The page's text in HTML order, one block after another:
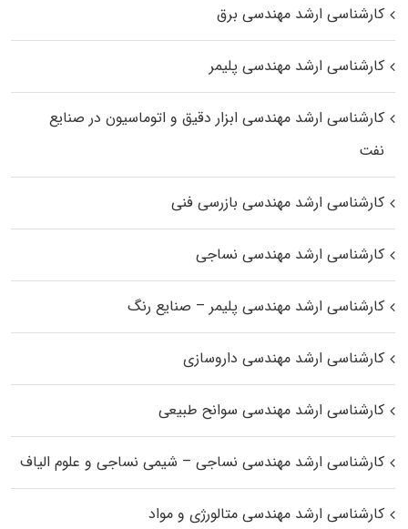
کارشناسی ارشد مهندسی برق
کارشناسی ارشد مهندسی پلیمر
کارشناسی ارشد مهندسی ابزار دقیق و اتوماسیون در صنایع
نفت
کارشناسی ارشد مهندسی بازرسی فنی
کارشناسی ارشد مهندسی نساجی
کارشناسی ارشد مهندسی پلیمر – صنایع رنگ
کارشناسی ارشد مهندسی داروسازی
کارشناسی ارشد مهندسی سوانح طبیعی
کارشناسی ارشد مهندسی نساجی – شیمی نساجی و علوم الیاف
کارشناسی ارشد مهندسی متالورژی و مواد